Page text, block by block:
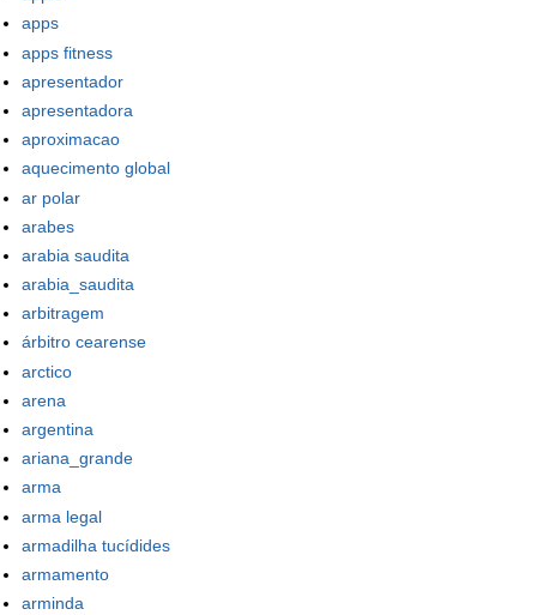
apps
apps fitness
apresentador
apresentadora
aproximacao
aquecimento global
ar polar
arabes
arabia saudita
arabia_saudita
arbitragem
árbitro cearense
arctico
arena
argentina
ariana_grande
arma
arma legal
armadilha tucídides
armamento
arminda